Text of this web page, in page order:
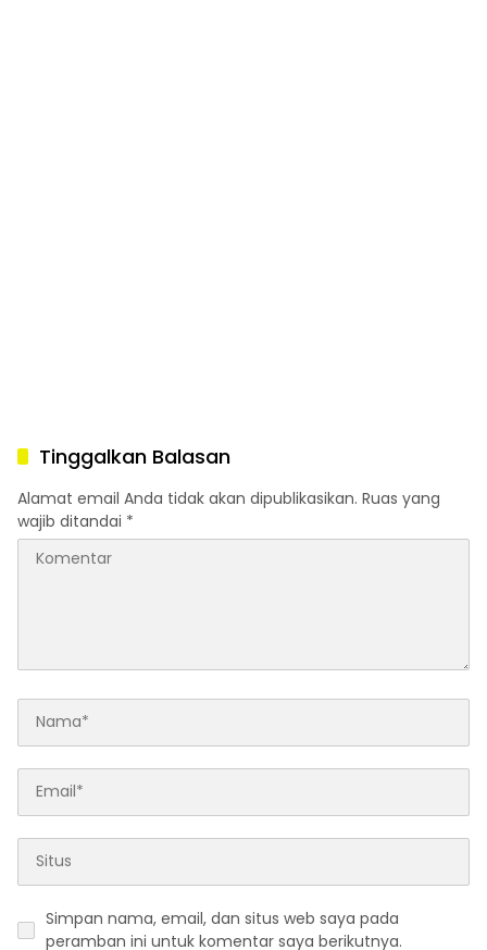
Tinggalkan Balasan
Alamat email Anda tidak akan dipublikasikan. Ruas yang
wajib ditandai *
Simpan nama, email, dan situs web saya pada
peramban ini untuk komentar saya berikutnya.